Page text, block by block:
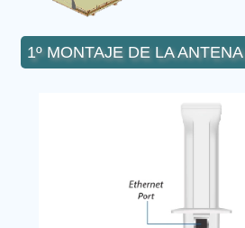
1º MONTAJE DE LA